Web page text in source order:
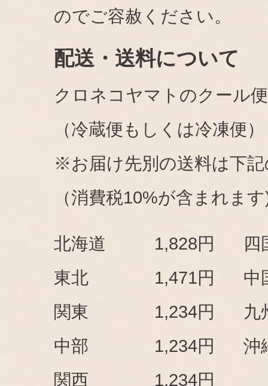
のでご容赦ください。
配送・送料について
クロネコヤマトのクール便
（冷蔵便もしくは冷凍便）
※お届け先別の送料は下
（消費税10%が含まれま
北海道 1,828円
四
東北
1,471円
中
関東
1,234円
九
中部
1,234円
沖
関西
1,234円